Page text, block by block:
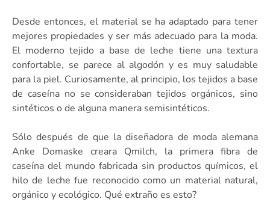
Desde entonces, el material se ha adaptado para tener
mejores propiedades y ser más adecuado para la moda.
El moderno tejido a base de leche tiene una textura
confortable, se parece al algodón y es muy saludable
para la piel. Curiosamente, al principio, los tejidos a base
de caseína no se consideraban tejidos orgánicos, sino
sintéticos o de alguna manera semisintéticos.
Sólo después de que la diseñadora de moda alemana
Anke Domaske creara Qmilch, la primera fibra de
caseína del mundo fabricada sin productos químicos, el
hilo de leche fue reconocido como un material natural,
orgánico y ecológico. Qué extraño es esto?